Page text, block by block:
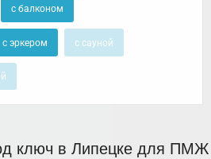
с балконом
с эркером с сауной
ключ в Липецке для ПМЖ